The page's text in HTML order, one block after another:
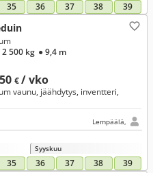
35 36 37 38 39
€/ vko
2 500 kg ● 9,4 m
vaunu, jäähdytys, inventteri,
Lempäälä,
Syyskuu
35 36 37 38 39